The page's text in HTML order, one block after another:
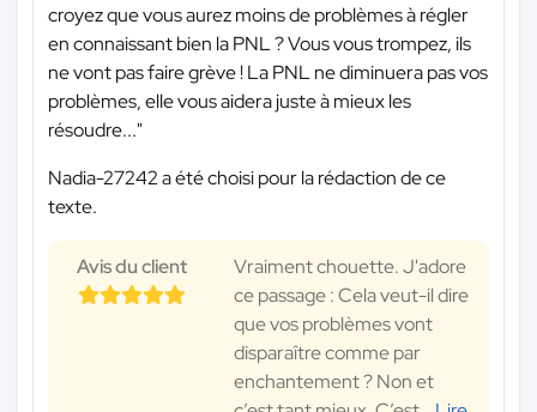
croyez que vous aurez moins de problèmes à régler
en connaissant bien la PNL ? Vous vous trompez, ils
ne vont pas faire grève ! La PNL ne diminuera pas vos
problèmes, elle vous aidera juste à mieux les
résoudre..."
Nadia-27242 a été choisi pour la rédaction de ce
texte.
Avis du client
Vraiment chouette. J'adore
ce passage : Cela veut-il dire
que vos problèmes vont
disparaître comme par
enchantement ? Non et